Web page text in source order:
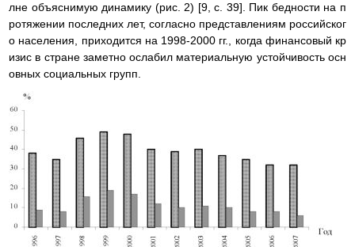
лне объяснимую динамику (рис. 2) [9, с. 39]. Пик бедности на п
ротяжении последних лет, согласно представлениям российског
о населения, приходится на 1998-2000 гг., когда финансовый кр
изис в стране заметно ослабил материальную устойчивость осн
овных социальных групп.